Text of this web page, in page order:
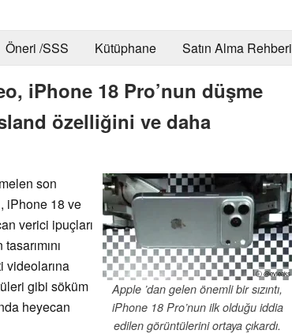
Öneri /SSS Kütüphane Satın Alma Rehberi
iPhone 18 Pro’nun düşme
özelliğini ve daha
ⓘ @evleaks
Apple ’dan gelen önemli bir sızıntı,
iPhone 18 Pro’nun ilk olduğu iddia
edilen görüntülerini ortaya çıkardı.
son
iPhone 18 ve
verici ipuçları
videolarına
gibi söküm
heyecan